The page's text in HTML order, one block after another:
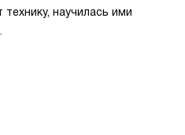
научилась ими